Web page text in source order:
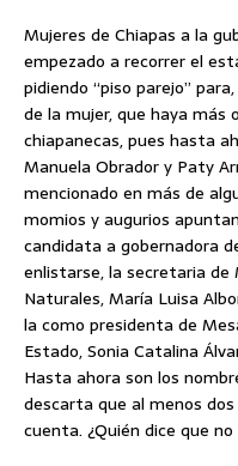
Mujeres de Chiapas a la
empezado a recorrer el
pidiendo “piso parejo”
de la mujer, que haya más
chiapanecas, pues hasta
Manuela Obrador y Paty
mencionado en más de
momios y augurios
candidata a gobernadora
enlistarse, la secretaria de
Naturales, María Luisa
la como presidenta de
Estado, Sonia Catalina
Hasta ahora son los
descarta que al menos
cuenta. ¿Quién dice que